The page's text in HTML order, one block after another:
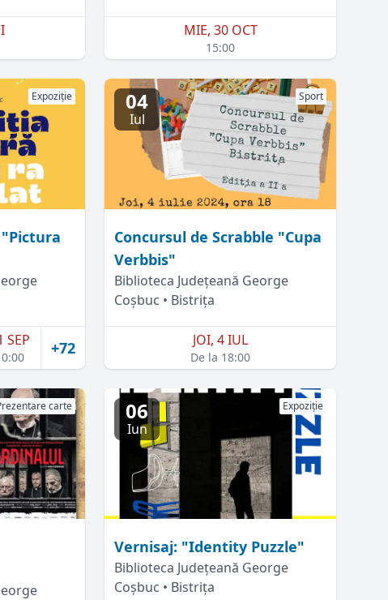
MIE, 30 OCT
15:00
Expoziție
SEP +72
04
Iul
Sport
Concursul de Scrabble "Cupa
Verbbis"
Biblioteca Județeană George
Coșbuc • Bistrița
JOI, 4 IUL
De la 18:00
carte 06
Iun
Expoziție
Vernisaj: "Identity Puzzle"
Biblioteca Județeană George
Coșbuc • Bistrița